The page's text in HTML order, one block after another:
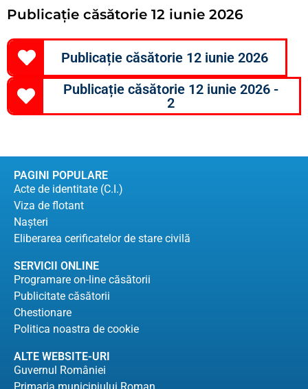
Publicație căsătorie 12 iunie 2026
Publicație căsătorie 12 iunie 2026
Publicație căsătorie 12 iunie 2026 -
2
PAGINI POPULARE
Acte de identitate (C.I.)
Viza de flotant
Naşteri
Eliberarea cerificatelor de stare civilă
SERVICII ONLINE
Programare on-line căsătorii
Publicitate căsătorii
Chestionare
Politica noastra de cookie
ALTE WEBSITE-URI
Guvernul României